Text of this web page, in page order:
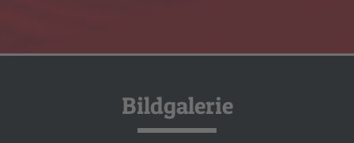
Bildgalerie